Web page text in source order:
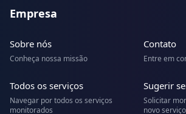
Empresa
Sobre nós
Conheça nossa missão
Contato
Entre em
Todos os serviços
Navegar por todos os serviços
monitorados
Sugerir
Solicitar
novo serviço